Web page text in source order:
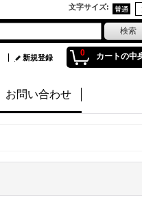
文字サイズ:
0 カートの中
新規登録
お問い合わせ